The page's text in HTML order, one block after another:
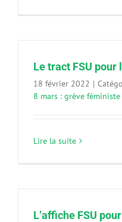
Le tract FSU pour
18 février 2022 |
8 mars : grève féministe
Lire la suite
L’affiche FSU